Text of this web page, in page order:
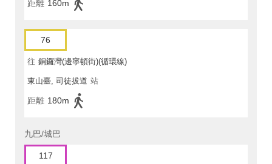
距離 160m
76
往 銅鑼灣(邊寧頓街)(循環線)
東山臺, 司徒拔道 站
距離 180m
九巴/城巴
117